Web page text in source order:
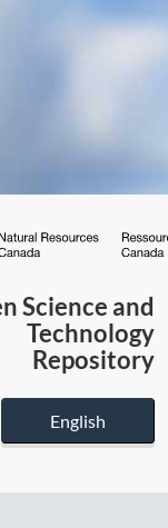
Science and
Technology
Repository
English